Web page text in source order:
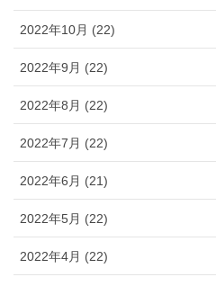
2022年10月 (22)
2022年9月 (22)
2022年8月 (22)
2022年7月 (22)
2022年6月 (21)
2022年5月 (22)
2022年4月 (22)